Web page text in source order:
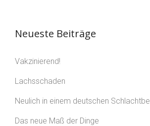
Neueste Beiträge
Vakzinierend!
Lachsschaden
Neulich in einem deutschen
Das neue Maß der Dinge